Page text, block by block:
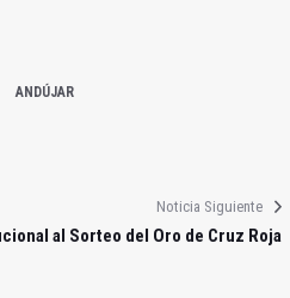
ANDÚJAR
Noticia Siguiente
al Sorteo del Oro de Cruz Roja